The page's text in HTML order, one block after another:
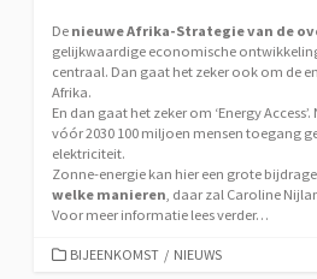
De nieuwe Afrika-Strategie van de
gelijkwaardige economische
centraal. Dan gaat het zeker ook om de
Afrika.
En dan gaat het zeker om ‘Energy
vóór 2030 100 miljoen mensen toegang
elektriciteit.
Zonne-energie kan hier een grote
welke manieren , daar zal Caroline
Voor meer informatie lees verder…
CATEGORIEËN
BIJEENKOMST / NIEUWS